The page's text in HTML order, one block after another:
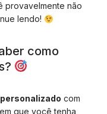
provavelmente não
lendo!
como
personalizado com
que você tenha